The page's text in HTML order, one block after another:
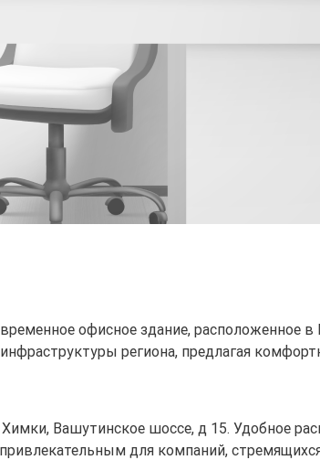
офисное здание, расположенное
региона, предлагая
Вашутинское шоссе, д 15. Удобное
для компаний,